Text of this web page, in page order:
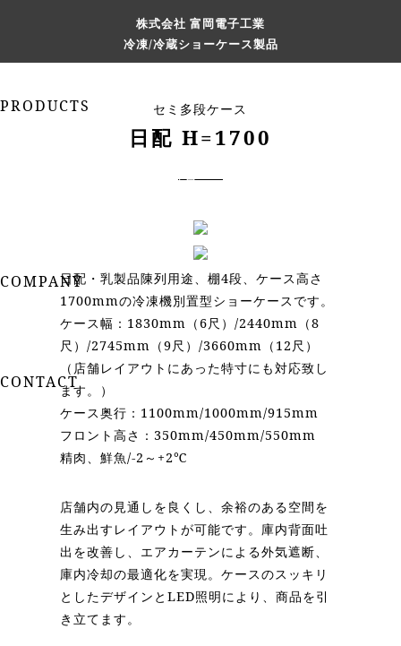
株式会社 富岡電子工業
冷凍/冷蔵ショーケース製品
PRODUCTS
冷凍/冷蔵ショーケース製品
COMPANY
富岡電子工業の技術
会社案内
採用情報
CONTACT
お問い合わせ
セミ多段ケース
日配 H=1700
日配・乳製品陳列用途、棚4段、ケース高さ
1700mmの冷凍機別置型ショーケースです。
ケース幅：1830mm（6尺）/2440mm（8
尺）/2745mm（9尺）/3660mm（12尺）
（店舗レイアウトにあった特寸にも対応致し
ます。）
ケース奥行：1100mm/1000mm/915mm
フロント高さ：350mm/450mm/550mm
精肉、鮮魚/-2～+2℃
店舗内の見通しを良くし、余裕のある空間を
生み出すレイアウトが可能です。庫内背面吐
出を改善し、エアカーテンによる外気遮断、
庫内冷却の最適化を実現。ケースのスッキリ
としたデザインとLED照明により、商品を引
き立てます。